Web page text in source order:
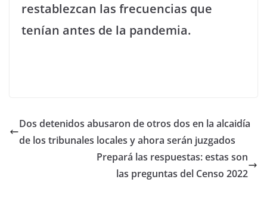
restablezcan las frecuencias que
tenían antes de la pandemia.
Dos detenidos abusaron de otros dos en la alcaidía
de los tribunales locales y ahora serán juzgados
Prepará las respuestas: estas son
las preguntas del Censo 2022